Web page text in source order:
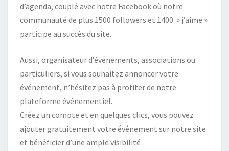
d’agenda, couplé avec notre Facebook où notre
communauté de plus 1500 followers et 1400 » j’aime »
participe au succès du site.
Aussi, organisateur d’événements, associations ou
particuliers, si vous souhaitez annoncer votre
événement, n’hésitez pas à profiter de notre
plateforme événementiel.
Créez un compte et en quelques clics, vous pouvez
ajouter gratuitement votre événement sur notre site
et bénéficier d’une ample visibilité .